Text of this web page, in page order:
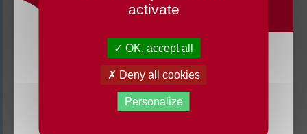
Le mardi de 9h à 12h
Le jeudi de 9h à 12h et de 14h à 18h
Du lundi 3 août au dimanche 23 août 2026, la
mairie déléguée de Chenillé-Changé adapte ses
horaires ⚠ Elle sera fermée les jeudis, ouverte les
lundis 3, 10 et 17 août de 9h à 12h. L'accueil de la
activate
OK, accept all
Deny all cookies
Personalize